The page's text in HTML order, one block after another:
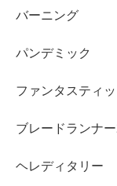
バーニング
パンデミック
ファンタスティ
ブレードランナ
ヘレディタリー